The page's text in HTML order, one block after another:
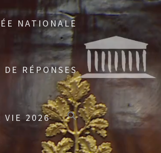
NATIONALE
RÉPONSES
VIE 2026